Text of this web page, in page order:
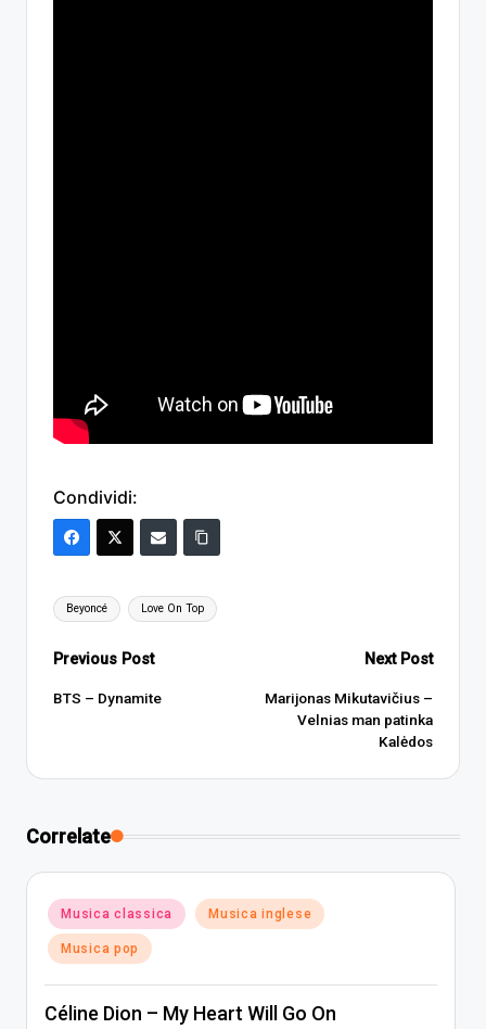
Condividi:
Tags:
Beyoncé Love On Top
Post
navigation
Previous Post
BTS – Dynamite
Next Post
Marijonas Mikutavičius –
Velnias man patinka
Kalėdos
Correlate
Posted
in
Musica classica Musica inglese
Musica pop
Céline Dion – My Heart Will Go On